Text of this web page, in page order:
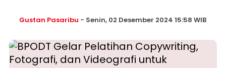
Gustan Pasaribu - Senin, 02 Desember 2024 15:58 WIB